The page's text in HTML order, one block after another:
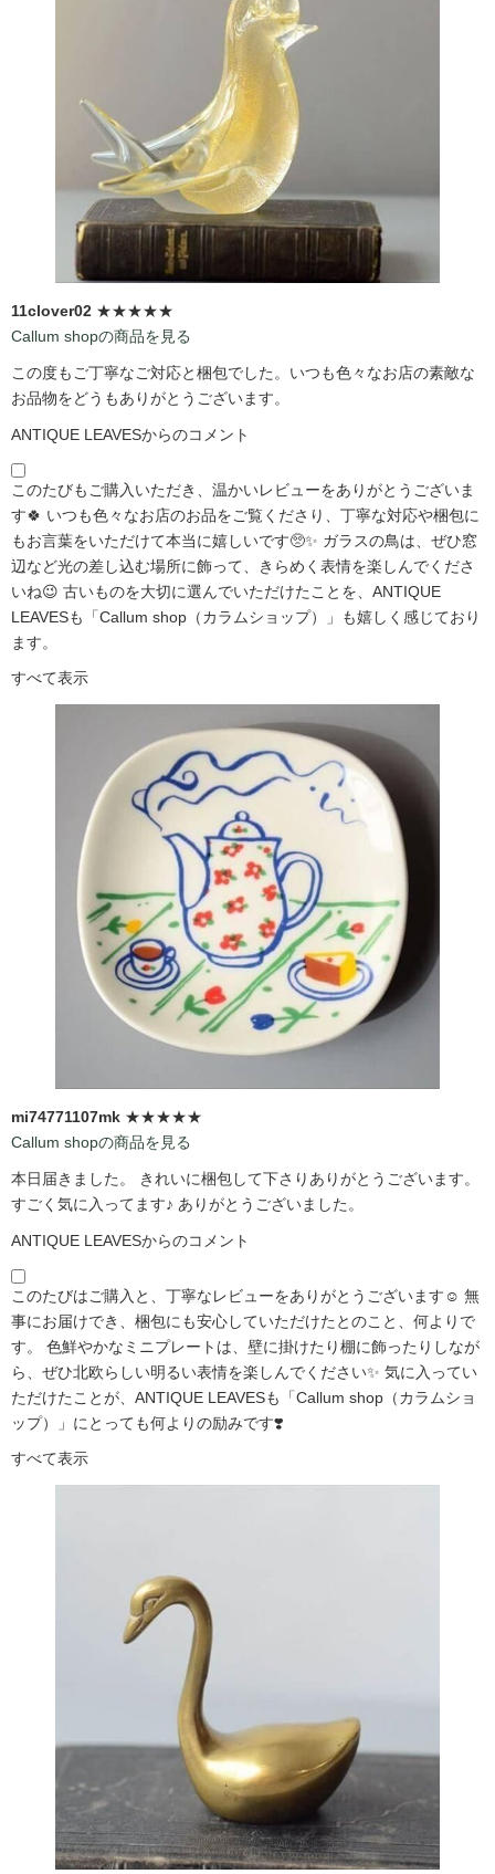
11clover02 ★★★★★
Callum shopの商品を見る
この度もご丁寧なご対応と梱包でした。いつも色々なお店の素敵な
お品物をどうもありがとうございます。
ANTIQUE LEAVESからのコメント
このたびもご購入いただき、温かいレビューをありがとうございま
す🍀 いつも色々なお店のお品をご覧くださり、丁寧な対応や梱包に
もお言葉をいただけて本当に嬉しいです🥺✨ ガラスの鳥は、ぜひ窓
辺など光の差し込む場所に飾って、きらめく表情を楽しんでくださ
いね😉 古いものを大切に選んでいただけたことを、ANTIQUE
LEAVESも「Callum shop（カラムショップ）」も嬉しく感じており
ます。
すべて表示
mi74771107mk ★★★★★
Callum shopの商品を見る
本日届きました。 きれいに梱包して下さりありがとうございます。
すごく気に入ってます♪ ありがとうございました。
ANTIQUE LEAVESからのコメント
このたびはご購入と、丁寧なレビューをありがとうございます☺️ 無
事にお届けでき、梱包にも安心していただけたとのこと、何よりで
す。 色鮮やかなミニプレートは、壁に掛けたり棚に飾ったりしなが
ら、ぜひ北欧らしい明るい表情を楽しんでください✨ 気に入ってい
ただけたことが、ANTIQUE LEAVESも「Callum shop（カラムショ
ップ）」にとっても何よりの励みです❣️
すべて表示